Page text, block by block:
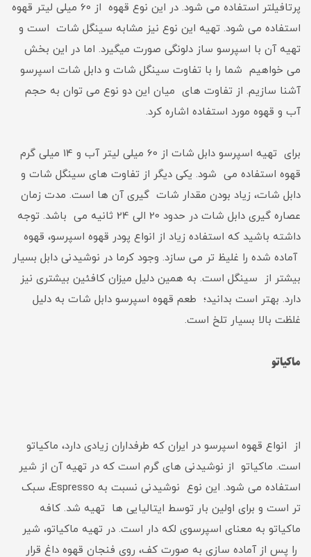
پرتافیلتر استفاده می شود. در این نوع قهوه از 60 میلی لیتر قهوه
استفاده می شود. تهیه این نوع نیز مشابه سینگل شات است و
تهیه آن با اسپرسو ساز دلونگی صورت میگیرد. اما در این بخش
می خواهیم شما را با تفاوت سینگل شات و دابل شات اسپرسو
آشنا سازیم. از تفاوت های میان این دو نوع می توان به حجم
آب و قهوه مورد استفاده اشاره کرد.
برای تهیه اسپرسو دابل شات از 60 میلی لیتر آب و 14 میلی گرم
قهوه استفاده می شود. یکی دیگر از تفاوت های سینگل شات و
دابل شات، زیاد بودن مقدار شات گیری آن ها است. مدت زمان
عصاره گیری دابل شات در حدود 20 الی 24 ثانیه می باشد. توجه
داشته باشید که استفاده زیاد از انواع پودر قهوه اسپرسو، قهوه
آماده شده را غلیظ تر می سازد. وجود کرما در نوشیدنی دابل بسیار
بیشتر از سینگل است. به همین دلیل میزان کافئین بیشتری نیز
دارد. بهتر است بدانید؛ طعم قهوه اسپرسو دابل شات به دلیل
غلظت بالا بسیار تلخ است.
ماکیاتو
از انواع قهوه اسپرسو در ایران که طرفداران زیادی دارد، ماکیاتو
است. ماکیاتو از نوشیدنی های گرم است که در تهیه آن از شیر
استفاده می شود. این نوع نوشیدنی نسبت به Espresso، سبک
تر است و برای اولین بار توسط ایتالیایی ها تهیه شد. کافه
ماکیاتو به معنای اسپرسوی لکه دار است. در تهیه ماکیاتو، شیر
را پس از آماده سازی به صورت کف، روی فنجان قهوه داغ قرار